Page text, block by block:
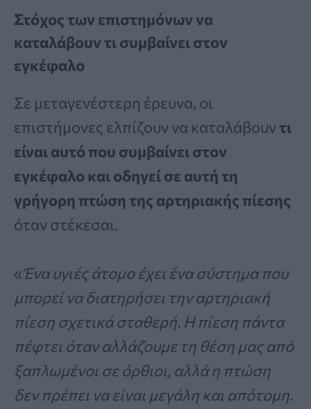
Στόχος των επιστημόνων να
καταλάβουν τι συμβαίνει στον
εγκέφαλο
Σε μεταγενέστερη έρευνα, οι
επιστήμονες ελπίζουν να καταλάβουντι
είναι αυτό που συμβαίνει στον
εγκέφαλο και οδηγεί σε αυτή τη
γρήγορη πτώση της αρτηριακής πίεσης
όταν στέκεσαι.
«Ένα υγιές άτομο έχει ένα σύστημα που
μπορεί να διατηρήσει την αρτηριακή
πίεση σχετικά σταθερή. Η πίεση πάντα
πέφτει όταν αλλάζουμε τη θέση μας από
ξαπλωμένοι σε όρθιοι, αλλά η πτώση
δεν πρέπει να είναι μεγάλη και απότομη.